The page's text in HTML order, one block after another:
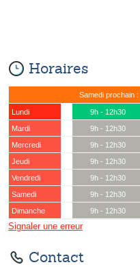
Horaires
Samedi prochain :
Lundi 9h - 12h30
Mardi
9h - 12h30
Mercredi
9h - 12h30
Jeudi
9h - 12h30
Vendredi
9h - 12h30
Samedi
9h - 12h30
Dimanche
9h - 12h30
Signaler une erreur
Contact